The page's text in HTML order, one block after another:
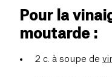
Pour la
moutarde :
2 c. à soupe de